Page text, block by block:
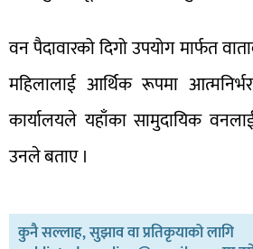
वन पैदावारको दिगो उपयोग मार्फत
महिलालाई आर्थिक रूपमा
कार्यालयले यहाँका सामुदायिक
उनले बताए ।
कुनै सल्लाह, सुझाव वा प्रतिकृयाको लागि